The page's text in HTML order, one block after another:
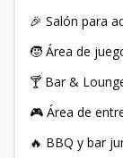
🎉 Salón para
🧒 Área de
🍸 Bar &
🎮 Área de
🔥 BBQ y bar